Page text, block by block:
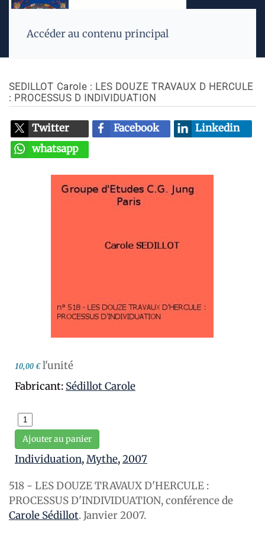
Accéder au contenu principal
SEDILLOT Carole : LES DOUZE TRAVAUX D HERCULE
: PROCESSUS D INDIVIDUATION
Twitter Facebook
Linkedin
whatsapp
10,00 € l'unité
Fabricant: Sédillot Carole
Ajouter au panier
Individuation,Mythe,2007
518 - LES DOUZE TRAVAUX D'HERCULE :
PROCESSUS D'INDIVIDUATION, conférence de
Carole Sédillot. Janvier 2007.